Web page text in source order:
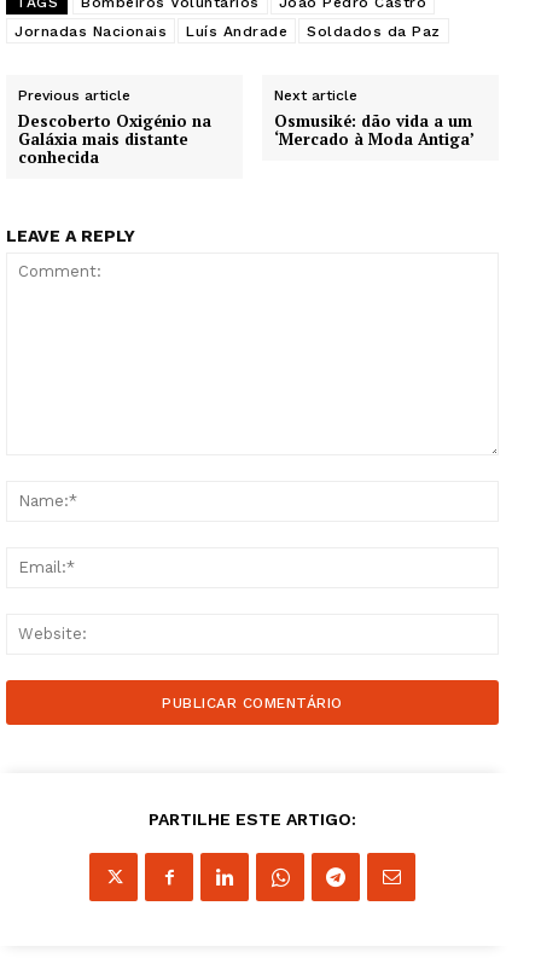
Jornadas Nacionais
Luís Andrade Soldados da Paz
Previous article
Descoberto Oxigénio na
Galáxia mais distante
conhecida
Next article
Osmusiké: dão vida a um
‘Mercado à Moda Antiga’
LEAVE A REPLY
PARTILHE ESTE ARTIGO: